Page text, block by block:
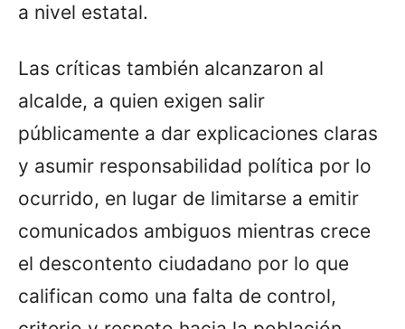
a nivel estatal.
Las críticas también alcanzaron al
alcalde, a quien exigen salir
públicamente a dar explicaciones claras
y asumir responsabilidad política por lo
ocurrido, en lugar de limitarse a emitir
comunicados ambiguos mientras crece
el descontento ciudadano por lo que
califican como una falta de control,